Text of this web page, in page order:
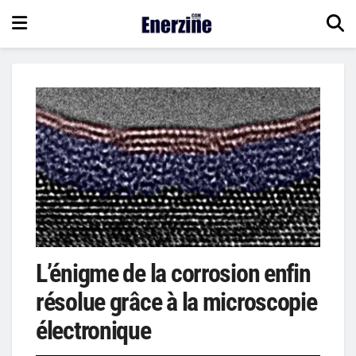
L’énigme de la corrosion enfin
résolue grâce à la microscopie
électronique